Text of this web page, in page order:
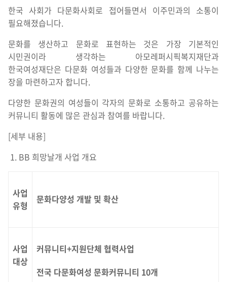
한국 사회가 다문화사회로 접어들면서 이주민과의 소통이
필요해졌습니다.
문화를 생산하고 문화로 표현하는 것은 가장 기본적인
시민권이라 생각하는 아모레퍼시픽복지재단과
한국여성재단은 다문화 여성들과 다양한 문화를 함께 나누는
장을 마련하고자 합니다.
다양한 문화권의 여성들이 각자의 문화로 소통하고 공유하는
커뮤니티 활동에 많은 관심과 참여를 바랍니다.
[세부 내용]
1. BB 희망날개 사업 개요
사업
유형
문화다양성 개발 및 확산
사업
대상
커뮤니티+지원단체 협력사업
전국 다문화여성 문화커뮤니티 10개